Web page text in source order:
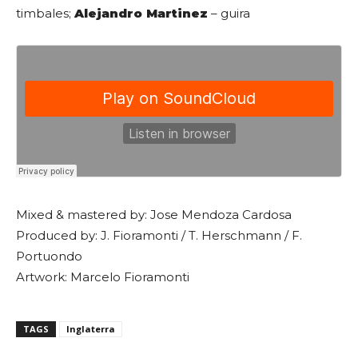
timbales; Alejandro Martinez – guira
Mixed & mastered by: Jose Mendoza Cardosa
Produced by: J. Fioramonti / T. Herschmann / F.
Portuondo
Artwork: Marcelo Fioramonti
TAGS Inglaterra